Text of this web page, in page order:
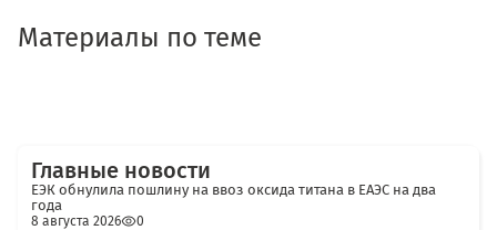
Материалы по теме
Главные новости
ЕЭК обнулила пошлину на ввоз оксида титана в ЕАЭС на два
года
8 августа 2026 0